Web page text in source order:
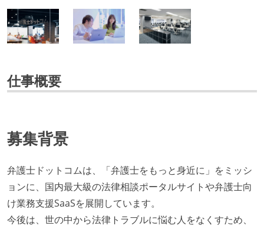
仕事概要
募集背景
弁護士ドットコムは、「弁護士をもっと身近に」をミッシ
ョンに、国内最大級の法律相談ポータルサイトや弁護士向
け業務支援SaaSを展開しています。
今後は、世の中から法律トラブルに悩む人をなくすため、